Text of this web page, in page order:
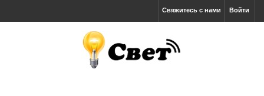
Войти
Свяжитесь с нами